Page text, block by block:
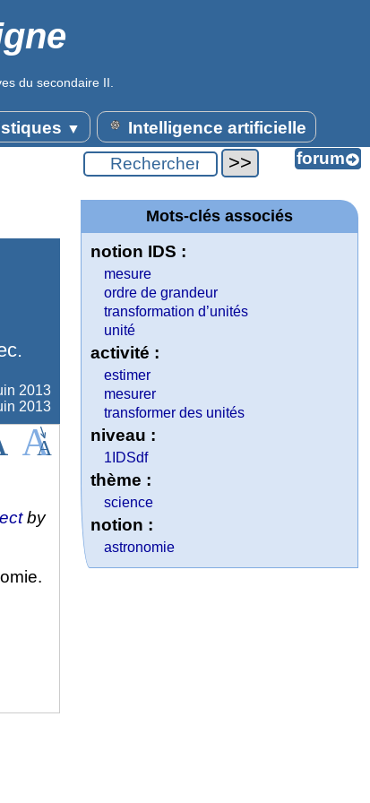
du secondaire II.
▼ Intelligence artificielle
2013
2013
by
Mots-clés associés
notion IDS :
mesure
ordre de grandeur
transformation d’unités
unité
activité :
estimer
mesurer
transformer des unités
niveau :
1IDSdf
thème :
science
notion :
astronomie